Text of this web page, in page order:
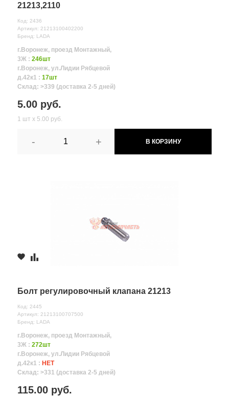
21213,2110
Код: 2436
Артикул: 21213100402200
Бренд: LADA
г.Воронеж, проезд Монтажный,
3Ж : 246шт
г.Воронеж, ул.Лидии Рябцевой
д.42к1 : 17шт
Склад: >339 (доставка 2-5 дней)
5.00 руб.
1 шт х 5.00 руб.
- + В КОРЗИНУ
Болт регулировочный клапана 21213
Код: 2445
Артикул: 21213100707500
Бренд: LADA
г.Воронеж, проезд Монтажный,
3Ж : 272шт
г.Воронеж, ул.Лидии Рябцевой
д.42к1 : НЕТ
Склад: >331 (доставка 2-5 дней)
115.00 руб.